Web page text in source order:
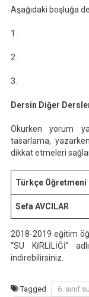
Aşağıdaki boşluğa
1.
2.
3.
Dersin Diğer
Okurken yorum
tasarlama,
dikkat etmeleri
Türkçe Öğretmeni
Sefa AVCILAR
2018-2019 eğitim
“SU KİRLİLİĞİ”
indirebilirsiniz.
Tagged
6. sınıf